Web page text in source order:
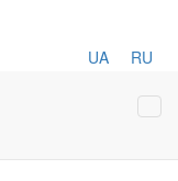
UA RU